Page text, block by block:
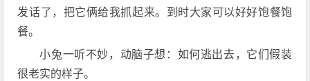
发话了，把它俩给我抓起来。到时大家可以好好饱餐饱
餐。
小兔一听不妙，动脑子想：如何逃出去，它们假装
很老实的样子。